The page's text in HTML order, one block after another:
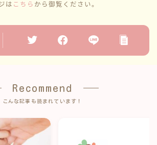
は こちら から御覧ください。
Recommend
こんな記事も読まれています！